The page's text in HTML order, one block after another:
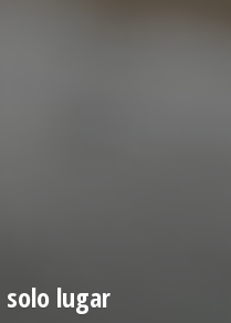
solo lugar